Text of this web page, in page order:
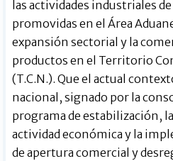
las actividades industriales
promovidas en el Área
expansión sectorial y la
productos en el Territorio
(T.C.N.). Que el actual
nacional, signado por la
programa de estabilización,
actividad económica y la
de apertura comercial y